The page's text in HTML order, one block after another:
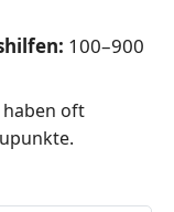
100–900
haben oft